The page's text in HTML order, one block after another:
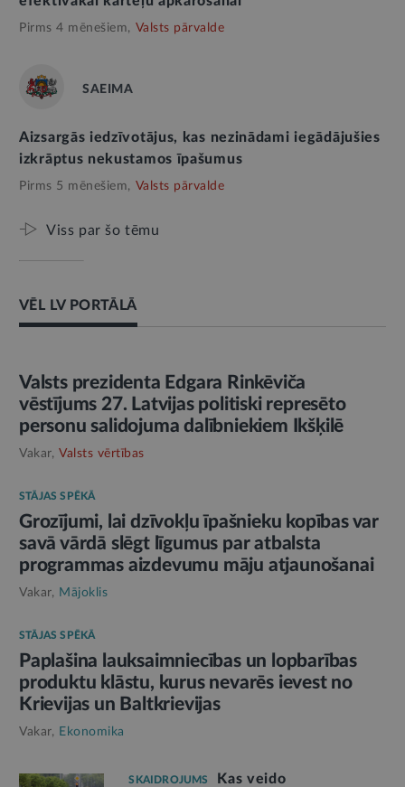
Pirms 4 mēnešiem, Valsts pārvalde
SAEIMA
Aizsargās iedzīvotājus, kas nezinādami iegādājušies
izkrāptus nekustamos īpašumus
Pirms 5 mēnešiem, Valsts pārvalde
Viss par šo tēmu
VĒL LV PORTĀLĀ
AMATPERSONAS RUNA
Valsts prezidenta Edgara Rinkēviča
vēstījums 27. Latvijas politiski represēto
personu salidojuma dalībniekiem Ikšķilē
Vakar, Valsts vērtības
STĀJAS SPĒKĀ
Grozījumi, lai dzīvokļu īpašnieku kopības var
savā vārdā slēgt līgumus par atbalsta
programmas aizdevumu māju atjaunošanai
Vakar, Mājoklis
STĀJAS SPĒKĀ
Paplašina lauksaimniecības un lopbarības
produktu klāstu, kurus nevarēs ievest no
Krievijas un Baltkrievijas
Vakar, Ekonomika
SKAIDROJUMS
Kas veido